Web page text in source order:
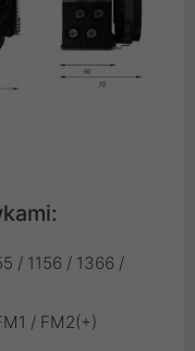
/ 1156 / 1366 /
/ FM2(+)